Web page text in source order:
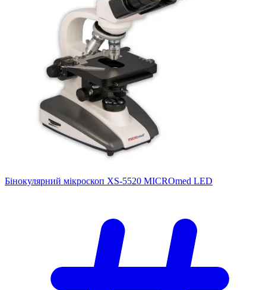
Бінокулярний мікроскоп XS-5520 MICROmed LED